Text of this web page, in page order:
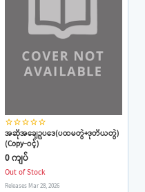
star_borderstar_borderstar_borderstar_borderstar_border
အဆိုအချေဥပဒေ(ပထမတွဲ+ဒုတိယတွဲ)
(Copy-ဝင့်)
0 ကျပ်
Out of Stock
Releases Mar 28, 2026